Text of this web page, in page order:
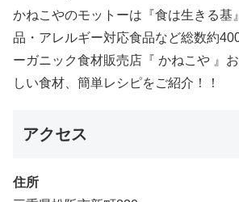
かねこやのモットーは『食は生きる基
品・アレルギー対応食品など総数約
ーガニック食材販売店『 かねこや 』
しい食材、簡単レシピをご紹介！！
アクセス
住所